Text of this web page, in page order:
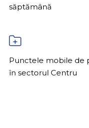
săptămână
Punctele mobile de
în sectorul Centru